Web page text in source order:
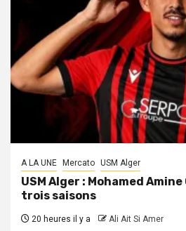
A LA UNE Mercato USM Alger
USM Alger : Mohamed
trois saisons
20 heures il y a Ali Ait Si Amer